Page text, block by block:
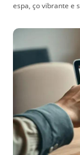
espa, ço vibrante e